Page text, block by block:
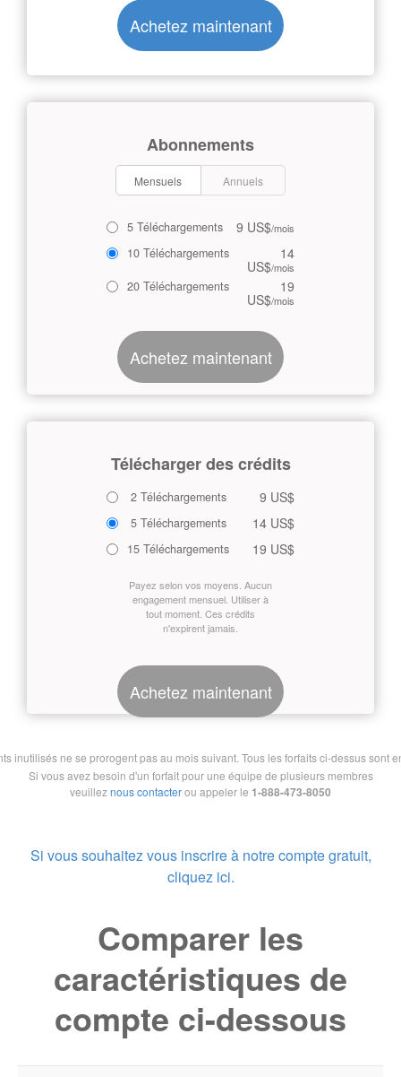
Achetez maintenant
Abonnements
Mensuels Annuels
5 Téléchargements 9 US$/mois
10 Téléchargements 14
US$/mois
20 Téléchargements 19
US$/mois
Achetez maintenant
Télécharger des crédits
2 Téléchargements 9 US$
5 Téléchargements 14 US$
15 Téléchargements 19 US$
Payez selon vos moyens. Aucun
engagement mensuel. Utiliser à
tout moment. Ces crédits
n'expirent jamais.
Achetez maintenant
inutilisés ne se prorogent pas au mois suivant. Tous les forfaits ci-dessus sont
Si vous avez besoin d'un forfait pour une équipe de plusieurs membres
veuilleznous contacterou appeler le 1-888-473-8050
Si vous souhaitez vous inscrire à notre compte gratuit,
cliquez ici.
Comparer les
caractéristiques de
compte ci-dessous